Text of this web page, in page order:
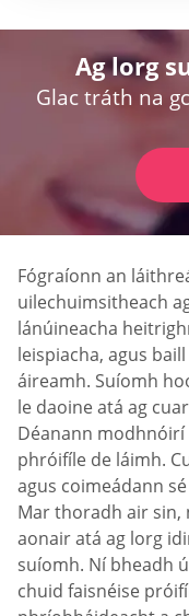
Ag lorg
Glac tráth na
Fógraíonn an
uilechuimsitheach
lánúineacha
leispiacha, agus
áireamh. Suíomh
le daoine atá ag
Déanann
phróifíle de láimh.
agus coimeádann
Mar thoradh air sin,
aonair atá ag lorg
suíomh. Ní bheadh
chuid faisnéise